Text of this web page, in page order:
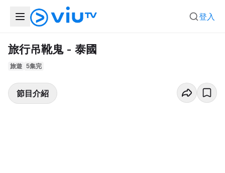
登入
旅行吊靴鬼 - 泰國
旅遊 5集完
節目介紹